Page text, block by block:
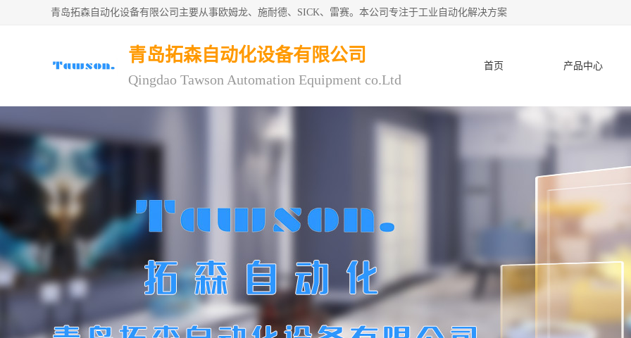
青岛拓森自动化设备有限公司主要从事欧姆龙、施耐德、SICK、雷赛。本公司专注于工业自动化解决方案
青岛拓森自动化设备有限公司
Qingdao Tawson Automation Equipment co.Ltd
首页 产品中心